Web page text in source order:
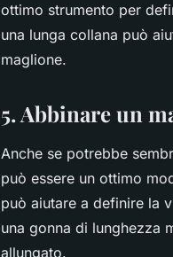
ottimo strumento per
una lunga collana può
maglione.
5. Abbinare un
Anche se potrebbe
può essere un ottimo
può aiutare a definire la
una gonna di lunghezza
allungato.